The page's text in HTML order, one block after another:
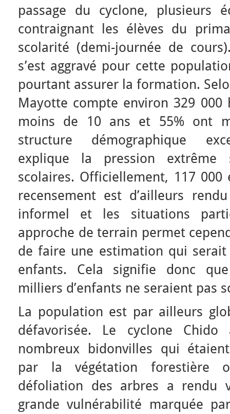
passage du cyclone, plusieurs
contraignant les élèves du
scolarité (demi-journée de
s’est aggravé pour cette
pourtant assurer la formation.
Mayotte compte environ 329
moins de 10 ans et 55% ont
structure démographique
explique la pression extrême
scolaires. Officiellement, 117 000
recensement est d’ailleurs
informel et les situations
approche de terrain permet
de faire une estimation qui
enfants. Cela signifie donc
milliers d’enfants ne seraient pas
La population est par ailleurs
défavorisée. Le cyclone
nombreux bidonvilles qui
par la végétation forestière
défoliation des arbres a rendu
grande vulnérabilité marquée